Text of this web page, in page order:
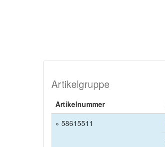
Artikelgruppe
Artikelnummer
» 58615511